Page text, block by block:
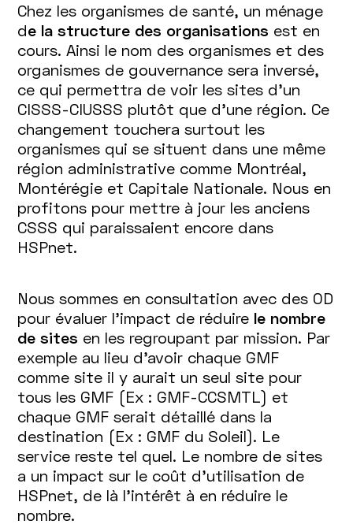
Chez les organismes de santé, un ménage
de la structure des organisations est en
cours. Ainsi le nom des organismes et des
organismes de gouvernance sera inversé,
ce qui permettra de voir les sites d’un
CISSS-CIUSSS plutôt que d’une région. Ce
changement touchera surtout les
organismes qui se situent dans une même
région administrative comme Montréal,
Montérégie et Capitale Nationale. Nous en
profitons pour mettre à jour les anciens
CSSS qui paraissaient encore dans
HSPnet.
Nous sommes en consultation avec des OD
pour évaluer l’impact de réduire le nombre
de sites en les regroupant par mission. Par
exemple au lieu d’avoir chaque GMF
comme site il y aurait un seul site pour
tous les GMF (Ex : GMF-CCSMTL) et
chaque GMF serait détaillé dans la
destination (Ex : GMF du Soleil). Le
service reste tel quel. Le nombre de sites
a un impact sur le coût d’utilisation de
HSPnet, de là l’intérêt à en réduire le
nombre.